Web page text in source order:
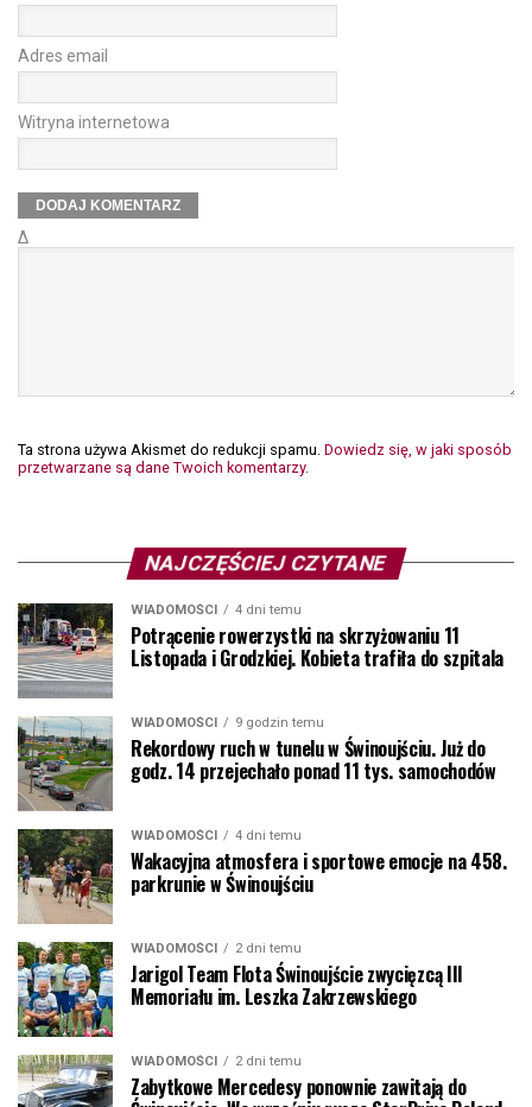
Adres email
Witryna internetowa
Δ
Ta strona używa Akismet do redukcji spamu. Dowiedz się, w jaki sposób
przetwarzane są dane Twoich komentarzy.
NAJCZĘŚCIEJ CZYTANE
WIADOMOŚCI 4 dni temu
Potrącenie rowerzystki na skrzyżowaniu 11
Listopada i Grodzkiej. Kobieta trafiła do szpitala
WIADOMOŚCI 9 godzin temu
Rekordowy ruch w tunelu w Świnoujściu. Już do
godz. 14 przejechało ponad 11 tys. samochodów
WIADOMOŚCI 4 dni temu
Wakacyjna atmosfera i sportowe emocje na 458.
parkrunie w Świnoujściu
WIADOMOŚCI 2 dni temu
Jarigol Team Flota Świnoujście zwycięzcą III
Memoriału im. Leszka Zakrzewskiego
WIADOMOŚCI 2 dni temu
Zabytkowe Mercedesy ponownie zawitają do